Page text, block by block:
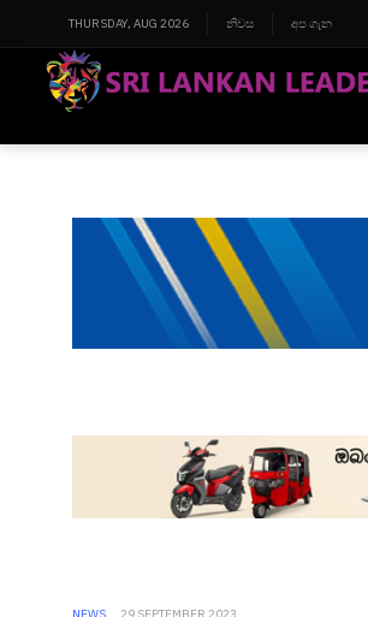
THURSDAY, AUG 2026 නිවස අප ගැන